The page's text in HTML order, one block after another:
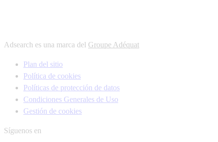
Adsearch es una marca del Groupe Adéquat
Plan del sitio
Política de cookies
Políticas de protección de datos
Condiciones Generales de Uso
Gestión de cookies
Síguenos en